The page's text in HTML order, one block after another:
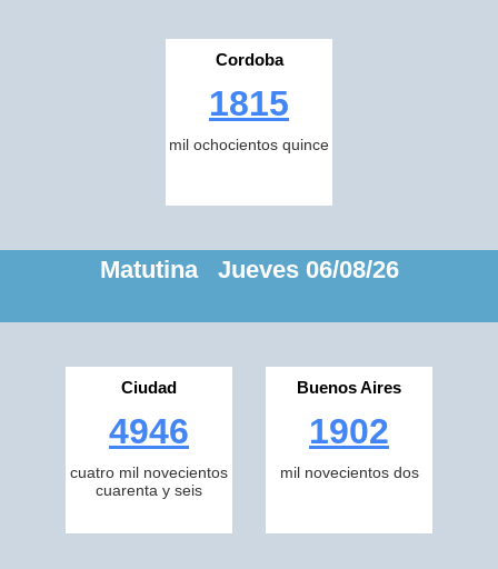
Cordoba
1815
mil ochocientos quince
Matutina Jueves 06/08/26
Ciudad
4946
cuatro mil novecientos
cuarenta y seis
Buenos Aires
1902
mil novecientos dos